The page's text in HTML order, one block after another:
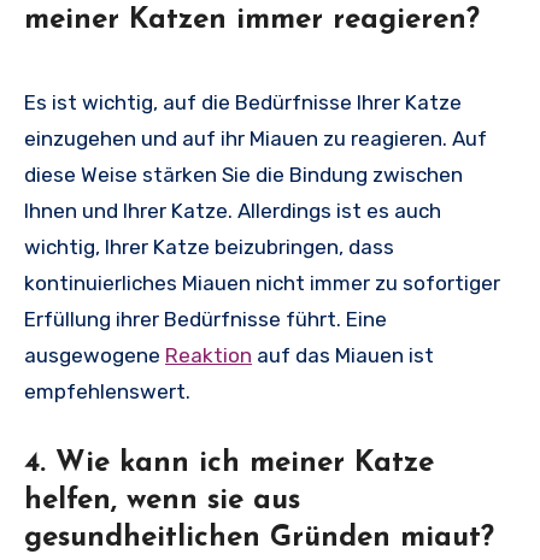
meiner Katzen immer reagieren?
Es ist wichtig, auf die Bedürfnisse Ihrer Katze
einzugehen und auf ihr Miauen zu reagieren. Auf
diese Weise stärken Sie die Bindung zwischen
Ihnen und Ihrer Katze. Allerdings ist es auch
wichtig, Ihrer Katze beizubringen, dass
kontinuierliches Miauen nicht immer zu sofortiger
Erfüllung ihrer Bedürfnisse führt. Eine
ausgewogene Reaktion auf das Miauen ist
empfehlenswert.
4. Wie kann ich meiner Katze
helfen, wenn sie aus
gesundheitlichen Gründen miaut?